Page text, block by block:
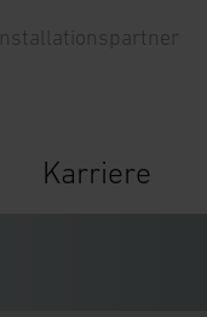
Karriere
Installationspartner